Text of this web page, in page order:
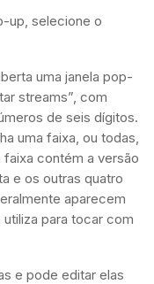
up, selecione o
uma janela pop-
streams”, com
de seis dígitos.
uma faixa, ou todas,
faixa contém a versão
e os outras quatro
aparecem
para tocar com
e pode editar elas